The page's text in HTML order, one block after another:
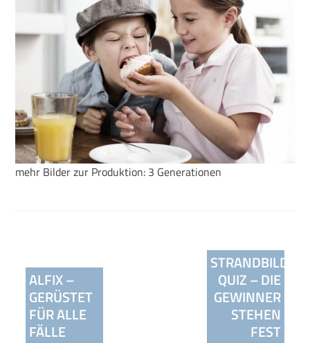
mehr Bilder zur Produktion: 3 Generationen
ALFIX –
GERÜSTET
FÜR ALLE
FÄLLE
STRANDBILD-
QUIZ – DIE
GEWINNER
STEHEN
FEST